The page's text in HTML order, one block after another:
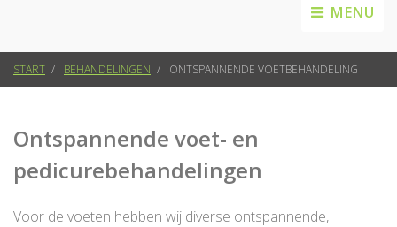
MENU
START BEHANDELINGEN ONTSPANNENDE VOETBEHANDELING
Ontspannende voet- en
pedicurebehandelingen
Voor de voeten hebben wij diverse ontspannende,